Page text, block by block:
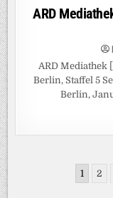
in
ARD
ARD Mediathek
Berlin, Staffel 5
Berlin,
1 2